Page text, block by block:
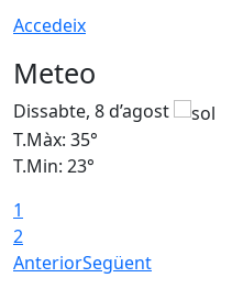
Accedeix
Meteo
Dissabte, 8 d’agost
T.Màx: 35°
T.Min: 23°
1
2
AnteriorSegüent